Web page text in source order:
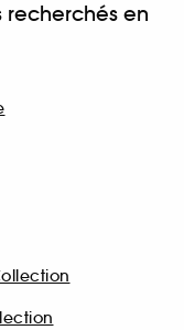
recherchés en